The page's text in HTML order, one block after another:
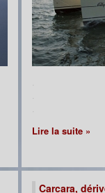
Lire la suite »
Carcara,